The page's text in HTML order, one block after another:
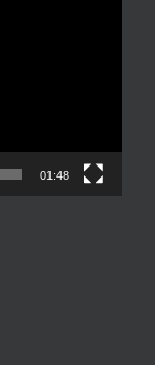
01:48